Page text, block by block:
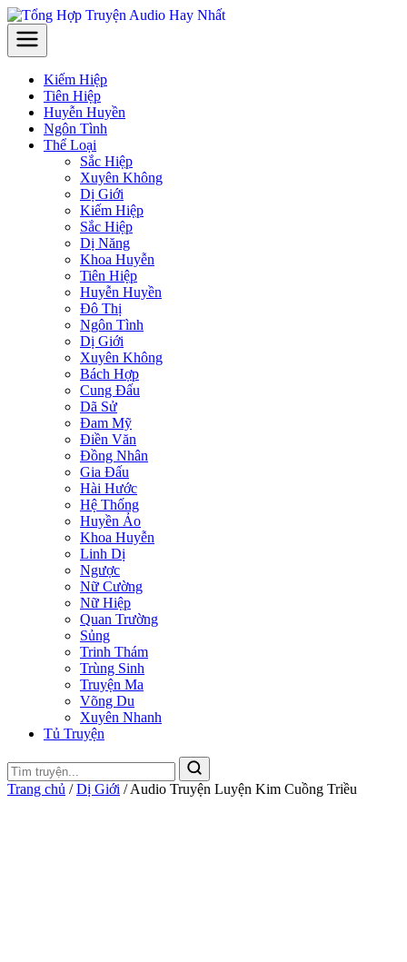
Kiếm Hiệp
Tiên Hiệp
Huyễn Huyền
Ngôn Tình
Thể Loại
Sắc Hiệp
Xuyên Không
Dị Giới
Kiếm Hiệp
Sắc Hiệp
Dị Năng
Khoa Huyễn
Tiên Hiệp
Huyễn Huyền
Đô Thị
Ngôn Tình
Dị Giới
Xuyên Không
Bách Hợp
Cung Đấu
Dã Sử
Đam Mỹ
Điền Văn
Đồng Nhân
Gia Đấu
Hài Hước
Hệ Thống
Huyền Ảo
Khoa Huyễn
Linh Dị
Ngược
Nữ Cường
Nữ Hiệp
Quan Trường
Sủng
Trinh Thám
Trùng Sinh
Truyện Ma
Võng Du
Xuyên Nhanh
Tủ Truyện
Trang chủ / Dị Giới / Audio Truyện Luyện Kim Cuồng Triều